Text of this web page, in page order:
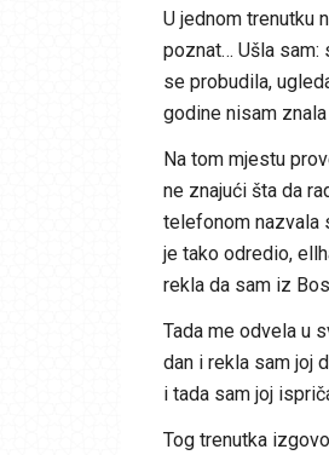
U jednom trenutku
poznat… Ušla sam:
se probudila,
godine nisam
Na tom mjestu
ne znajući šta da
telefonom nazvala
je tako odredio,
rekla da sam iz
Tada me odvela u
dan i rekla sam joj
i tada sam joj
Tog trenutka